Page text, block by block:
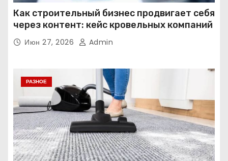
Как строительный бизнес продвигает себя
через контент: кейс кровельных компаний
Июн 27, 2026 Admin
РАЗНОЕ